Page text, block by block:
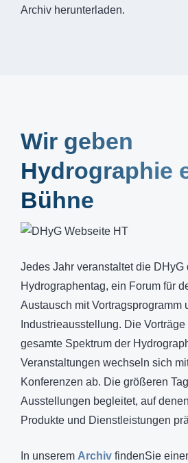
Archiv herunterladen.
Wir geben
Hydrographie
Bühne
Jedes Jahr veranstaltet die DHyG
Hydrographentag, ein Forum für
Austausch mit Vortragsprogramm
Industrieausstellung. Die
gesamte Spektrum der
Veranstaltungen wechseln sich
Konferenzen ab. Die größeren
Ausstellungen begleitet, auf
Produkte und Dienstleistungen
In unserem Archiv findenSie